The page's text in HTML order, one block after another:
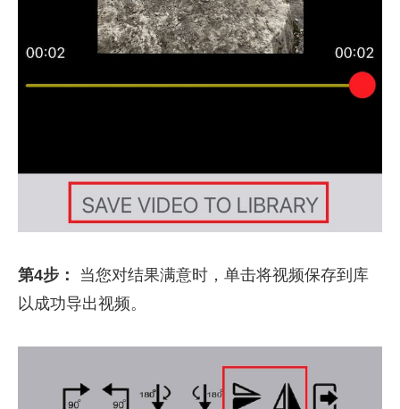
第4步：
当您对结果满意时，单击将视频保存到库
以成功导出视频。